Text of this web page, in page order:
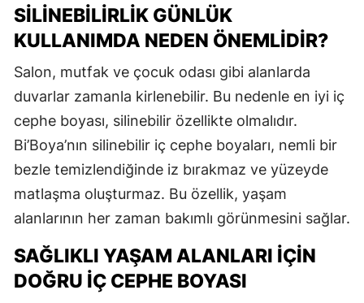
SILINEBILIRLIK GÜNLÜK
KULLANIMDA NEDEN ÖNEMLIDIR?
Salon, mutfak ve çocuk odası gibi alanlarda
duvarlar zamanla kirlenebilir. Bu nedenle en iyi iç
cephe boyası, silinebilir özellikte olmalıdır.
Bi’Boya’nın silinebilir iç cephe boyaları, nemli bir
bezle temizlendiğinde iz bırakmaz ve yüzeyde
matlaşma oluşturmaz. Bu özellik, yaşam
alanlarının her zaman bakımlı görünmesini sağlar.
SAĞLIKLI YAŞAM ALANLARI İÇIN
DOĞRU İÇ CEPHE BOYASI